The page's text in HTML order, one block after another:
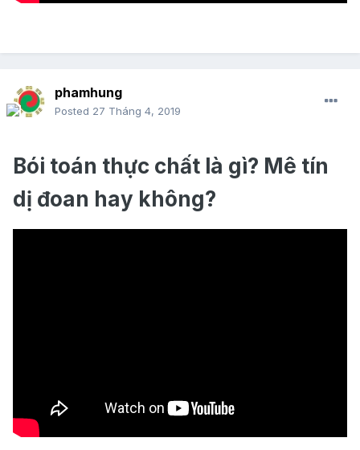
phamhung
Posted 27 Tháng 4, 2019
Bói toán thực chất là gì? Mê tín
dị đoan hay không?